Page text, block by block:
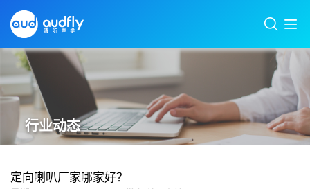
行业动态
定向喇叭厂家哪家好？